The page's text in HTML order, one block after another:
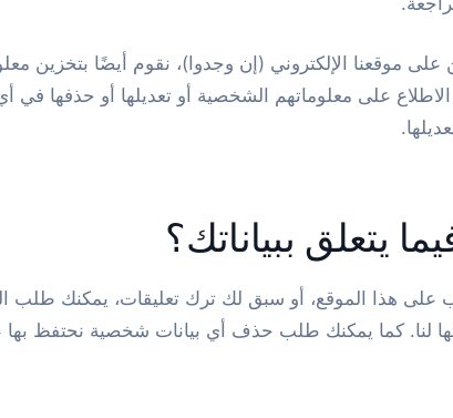
على موقعنا الإلكتروني (إن وجدوا)، نقوم أيضًا
على معلوماتهم الشخصية أو تعديلها أو حذفها
يتعلق ببياناتك؟
على هذا الموقع، أو سبق لك ترك تعليقات، يمكنك
لنا. كما يمكنك طلب حذف أي بيانات شخصية نحتفظ بها